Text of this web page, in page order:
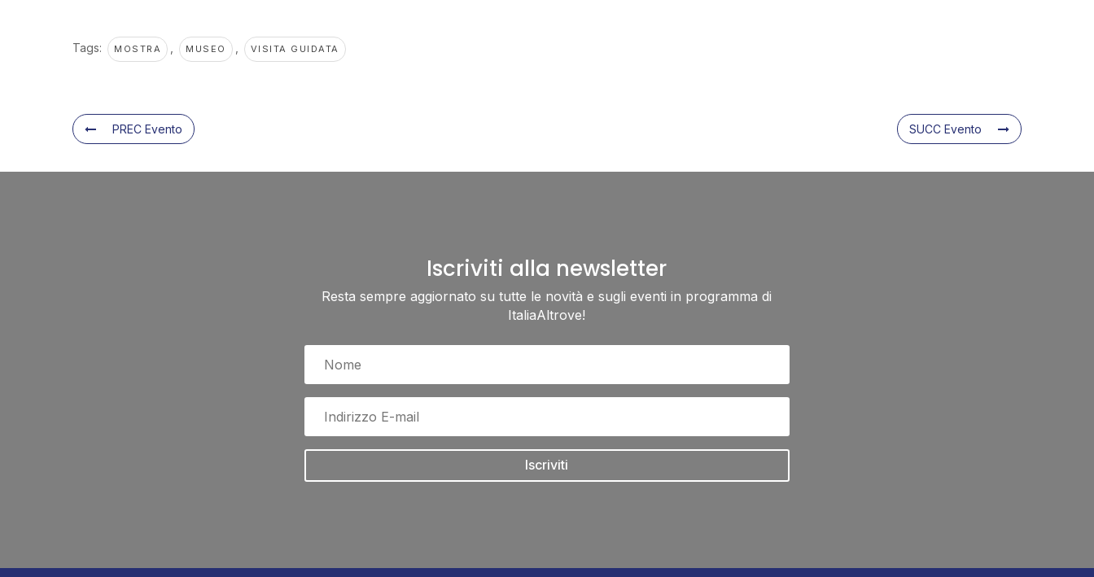
Tags: MOSTRA MUSEO VISITA GUIDATA
PREC Evento SUCC Evento
Iscriviti alla newsletter
Resta sempre aggiornato su tutte le novità e sugli eventi in programma di
ItaliaAltrove!
Iscriviti